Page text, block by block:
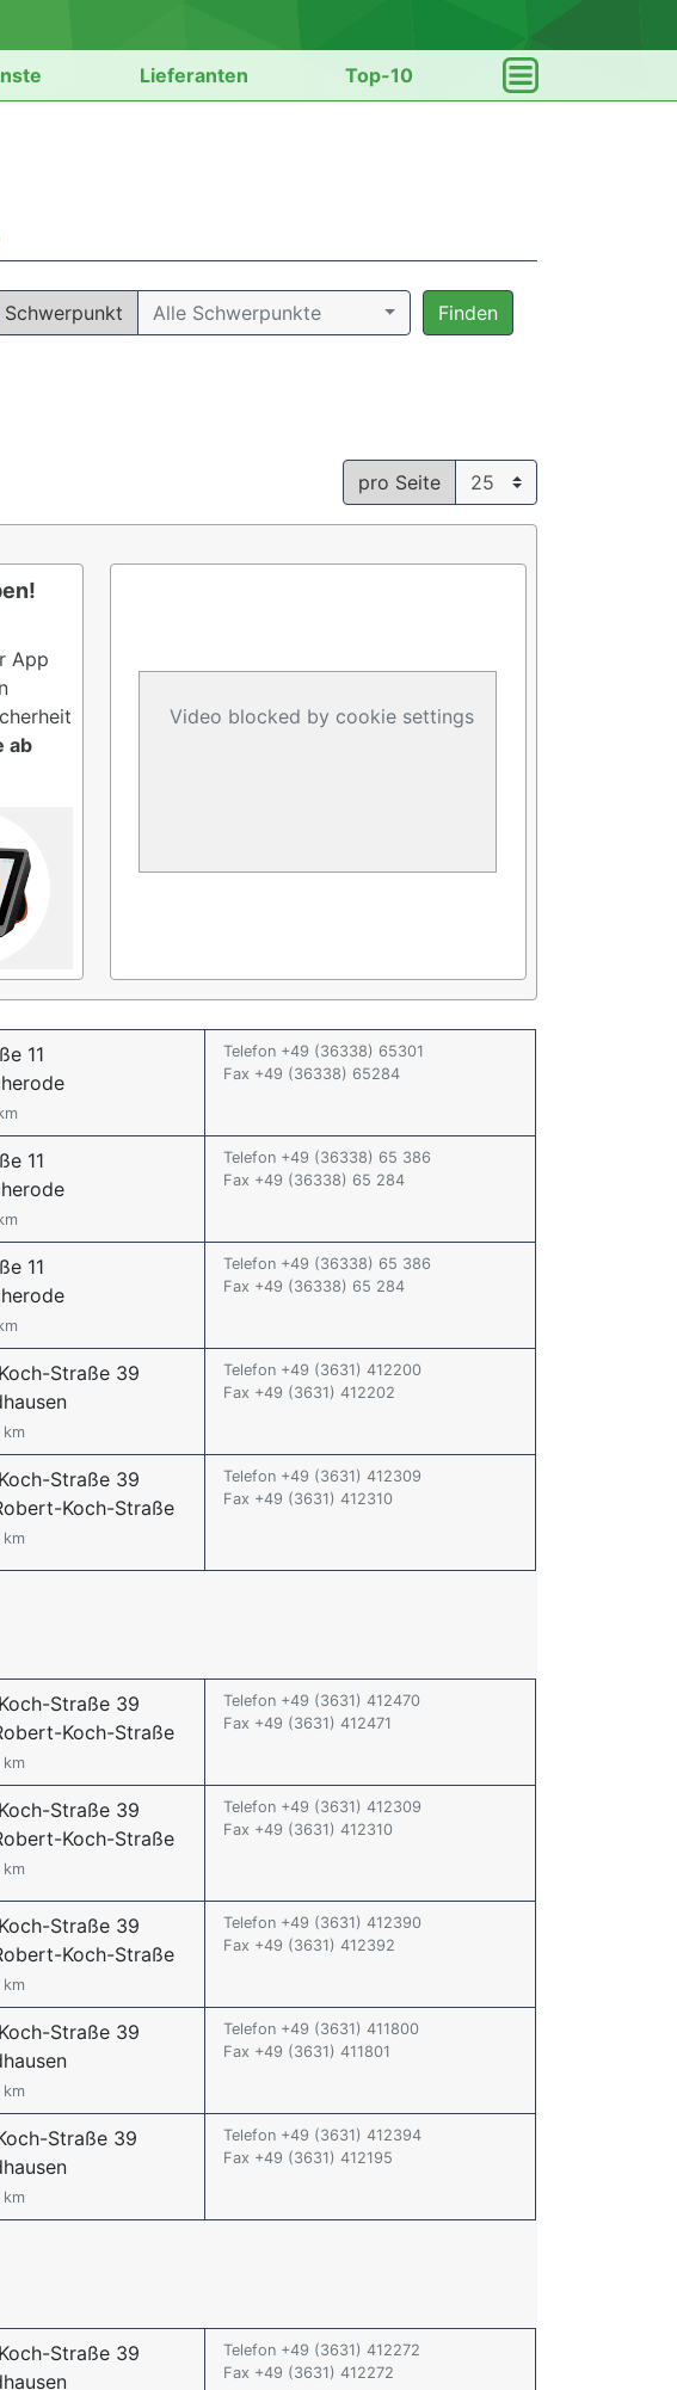
Lieferanten Top-10
Schwerpunkt Alle Schwerpunkte Finden
pro Seite
App
ab
Video blocked by cookie settings
11
Telefon +49 (36338) 65301
Fax +49 (36338) 65284
11
Telefon +49 (36338) 65 386
Fax +49 (36338) 65 284
11
Telefon +49 (36338) 65 386
Fax +49 (36338) 65 284
Straße 39
Telefon +49 (3631) 412200
Fax +49 (3631) 412202
Straße 39
Koch-Straße
Telefon +49 (3631) 412309
Fax +49 (3631) 412310
Straße 39
Koch-Straße
Telefon +49 (3631) 412470
Fax +49 (3631) 412471
Straße 39
Koch-Straße
Telefon +49 (3631) 412309
Fax +49 (3631) 412310
Straße 39
Koch-Straße
Telefon +49 (3631) 412390
Fax +49 (3631) 412392
Straße 39
Telefon +49 (3631) 411800
Fax +49 (3631) 411801
Straße 39
Telefon +49 (3631) 412394
Fax +49 (3631) 412195
Straße 39
Telefon +49 (3631) 412272
Fax +49 (3631) 412272